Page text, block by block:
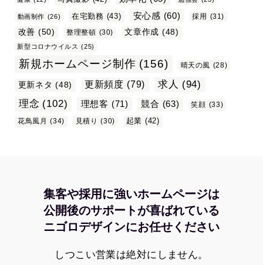
動画制作 (26) 在宅勤務 (43) 安心感 (60) 採用 (31)
改善 (50) 整理整頓 (30) 文章作成 (48)
新型コロナウイルス (25)
新規ホームページ制作 (156) 晴天の風 (28)
更新ネタ (48) 更新頻度 (79) 求人 (94)
理念 (102) 理想客 (71) 競合 (63) 笑顔 (33)
花鳥風月
(34) 見積り (30) 起業 (42)
集客や採用に強いホームページは
公開後のサポートが喜ばれている
ニゴロデザインにお任せください
しつこい営業は絶対にしません。